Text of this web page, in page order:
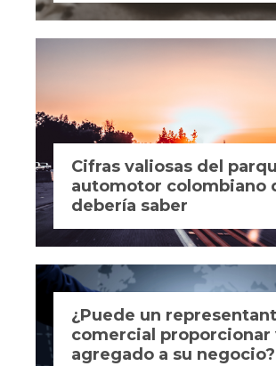
Cifras valiosas del
automotor colombiano
debería saber
¿Puede un
comercial proporcionar
agregado a su negocio?